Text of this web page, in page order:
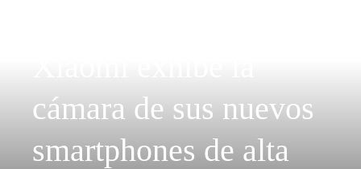
cámara de sus nuevos
smartphones de alta